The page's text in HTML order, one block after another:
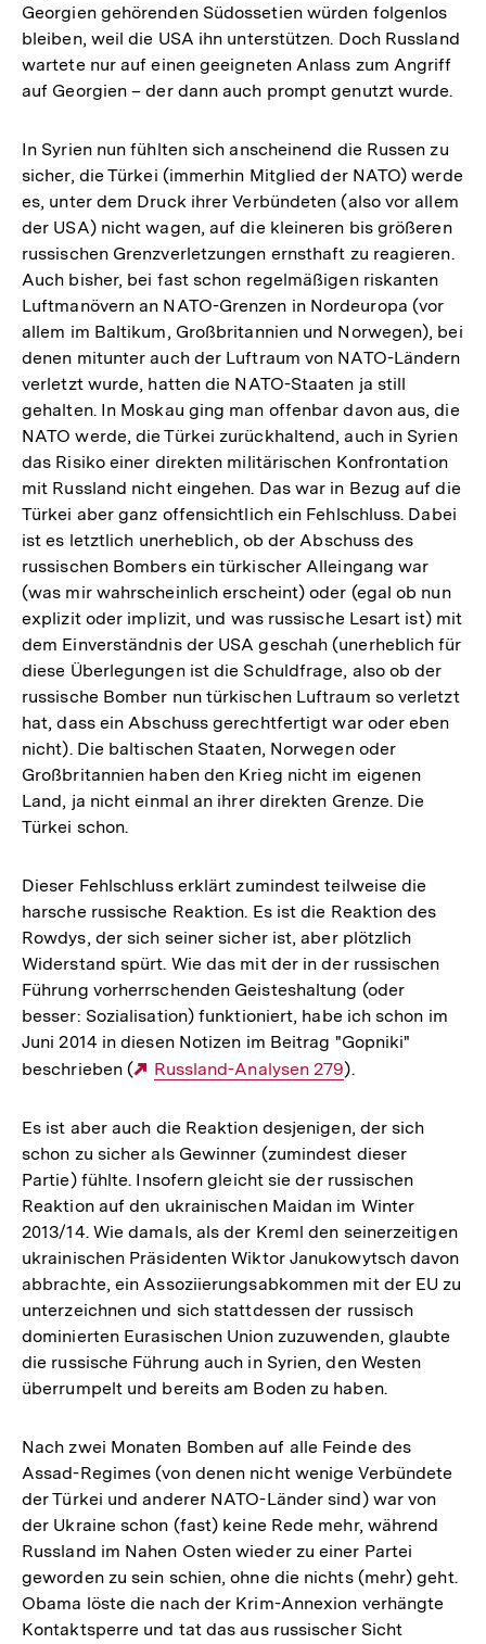
Georgien gehörenden Südossetien würden folgenlos
bleiben, weil die USA ihn unterstützen. Doch Russland
wartete nur auf einen geeigneten Anlass zum Angriff
auf Georgien – der dann auch prompt genutzt wurde.
In Syrien nun fühlten sich anscheinend die Russen zu
sicher, die Türkei (immerhin Mitglied der NATO) werde
es, unter dem Druck ihrer Verbündeten (also vor allem
der USA) nicht wagen, auf die kleineren bis größeren
russischen Grenzverletzungen ernsthaft zu reagieren.
Auch bisher, bei fast schon regelmäßigen riskanten
Luftmanövern an NATO-Grenzen in Nordeuropa (vor
allem im Baltikum, Großbritannien und Norwegen), bei
denen mitunter auch der Luftraum von NATO-Ländern
verletzt wurde, hatten die NATO-Staaten ja still
gehalten. In Moskau ging man offenbar davon aus, die
NATO werde, die Türkei zurückhaltend, auch in Syrien
das Risiko einer direkten militärischen Konfrontation
mit Russland nicht eingehen. Das war in Bezug auf die
Türkei aber ganz offensichtlich ein Fehlschluss. Dabei
ist es letztlich unerheblich, ob der Abschuss des
russischen Bombers ein türkischer Alleingang war
(was mir wahrscheinlich erscheint) oder (egal ob nun
explizit oder implizit, und was russische Lesart ist) mit
dem Einverständnis der USA geschah (unerheblich für
diese Überlegungen ist die Schuldfrage, also ob der
russische Bomber nun türkischen Luftraum so verletzt
hat, dass ein Abschuss gerechtfertigt war oder eben
nicht). Die baltischen Staaten, Norwegen oder
Großbritannien haben den Krieg nicht im eigenen
Land, ja nicht einmal an ihrer direkten Grenze. Die
Türkei schon.
Dieser Fehlschluss erklärt zumindest teilweise die
harsche russische Reaktion. Es ist die Reaktion des
Rowdys, der sich seiner sicher ist, aber plötzlich
Widerstand spürt. Wie das mit der in der russischen
Führung vorherrschenden Geisteshaltung (oder
besser: Sozialisation) funktioniert, habe ich schon im
Juni 2014 in diesen Notizen im Beitrag "Gopniki"
beschrieben (
Externer
Russland-Analysen 279).
Es ist aber auch die Reaktion desjenigen, der sich
schon zu sicher als Gewinner (zumindest dieser
Partie) fühlte. Insofern gleicht sie der russischen
Reaktion auf den ukrainischen Maidan im Winter
2013/14. Wie damals, als der Kreml den seinerzeitigen
ukrainischen Präsidenten Wiktor Janukowytsch davon
abbrachte, ein Assoziierungsabkommen mit der EU zu
unterzeichnen und sich stattdessen der russisch
dominierten Eurasischen Union zuzuwenden, glaubte
die russische Führung auch in Syrien, den Westen
überrumpelt und bereits am Boden zu haben.
Nach zwei Monaten Bomben auf alle Feinde des
Assad-Regimes (von denen nicht wenige Verbündete
der Türkei und anderer NATO-Länder sind) war von
der Ukraine schon (fast) keine Rede mehr, während
Russland im Nahen Osten wieder zu einer Partei
geworden zu sein schien, ohne die nichts (mehr) geht.
Obama löste die nach der Krim-Annexion verhängte
Kontaktsperre und tat das aus russischer Sicht